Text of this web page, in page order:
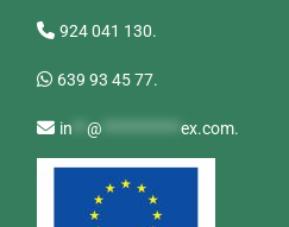
924 041 130.
639 93 45 77.
in **@ ***********ex.com.